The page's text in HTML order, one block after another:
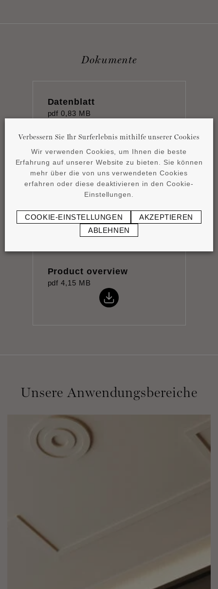
Dokumente
Datenblatt
pdf 0,83 MB
Montageanleitung
0,42 MB
Product overview
pdf 4,15 MB
Unsere Anwendungsbereiche
Verbessern Sie Ihr Surferlebnis mithilfe unserer Cookies
Wir verwenden Cookies, um Ihnen die beste
Erfahrung auf unserer Website zu bieten. Sie können
mehr über die von uns verwendeten Cookies
erfahren oder diese deaktivieren in den Cookie-
Einstellungen.
COOKIE-EINSTELLUNGEN
AKZEPTIEREN
ABLEHNEN